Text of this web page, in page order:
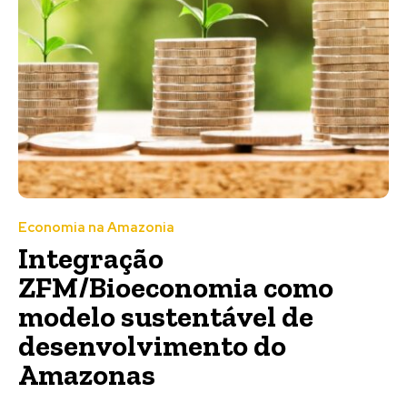
Economia na Amazonia
Integração
ZFM/Bioeconomia como
modelo sustentável de
desenvolvimento do
Amazonas